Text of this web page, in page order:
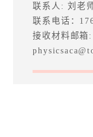
联系人: 刘老
联系电话：
接收材料邮箱: